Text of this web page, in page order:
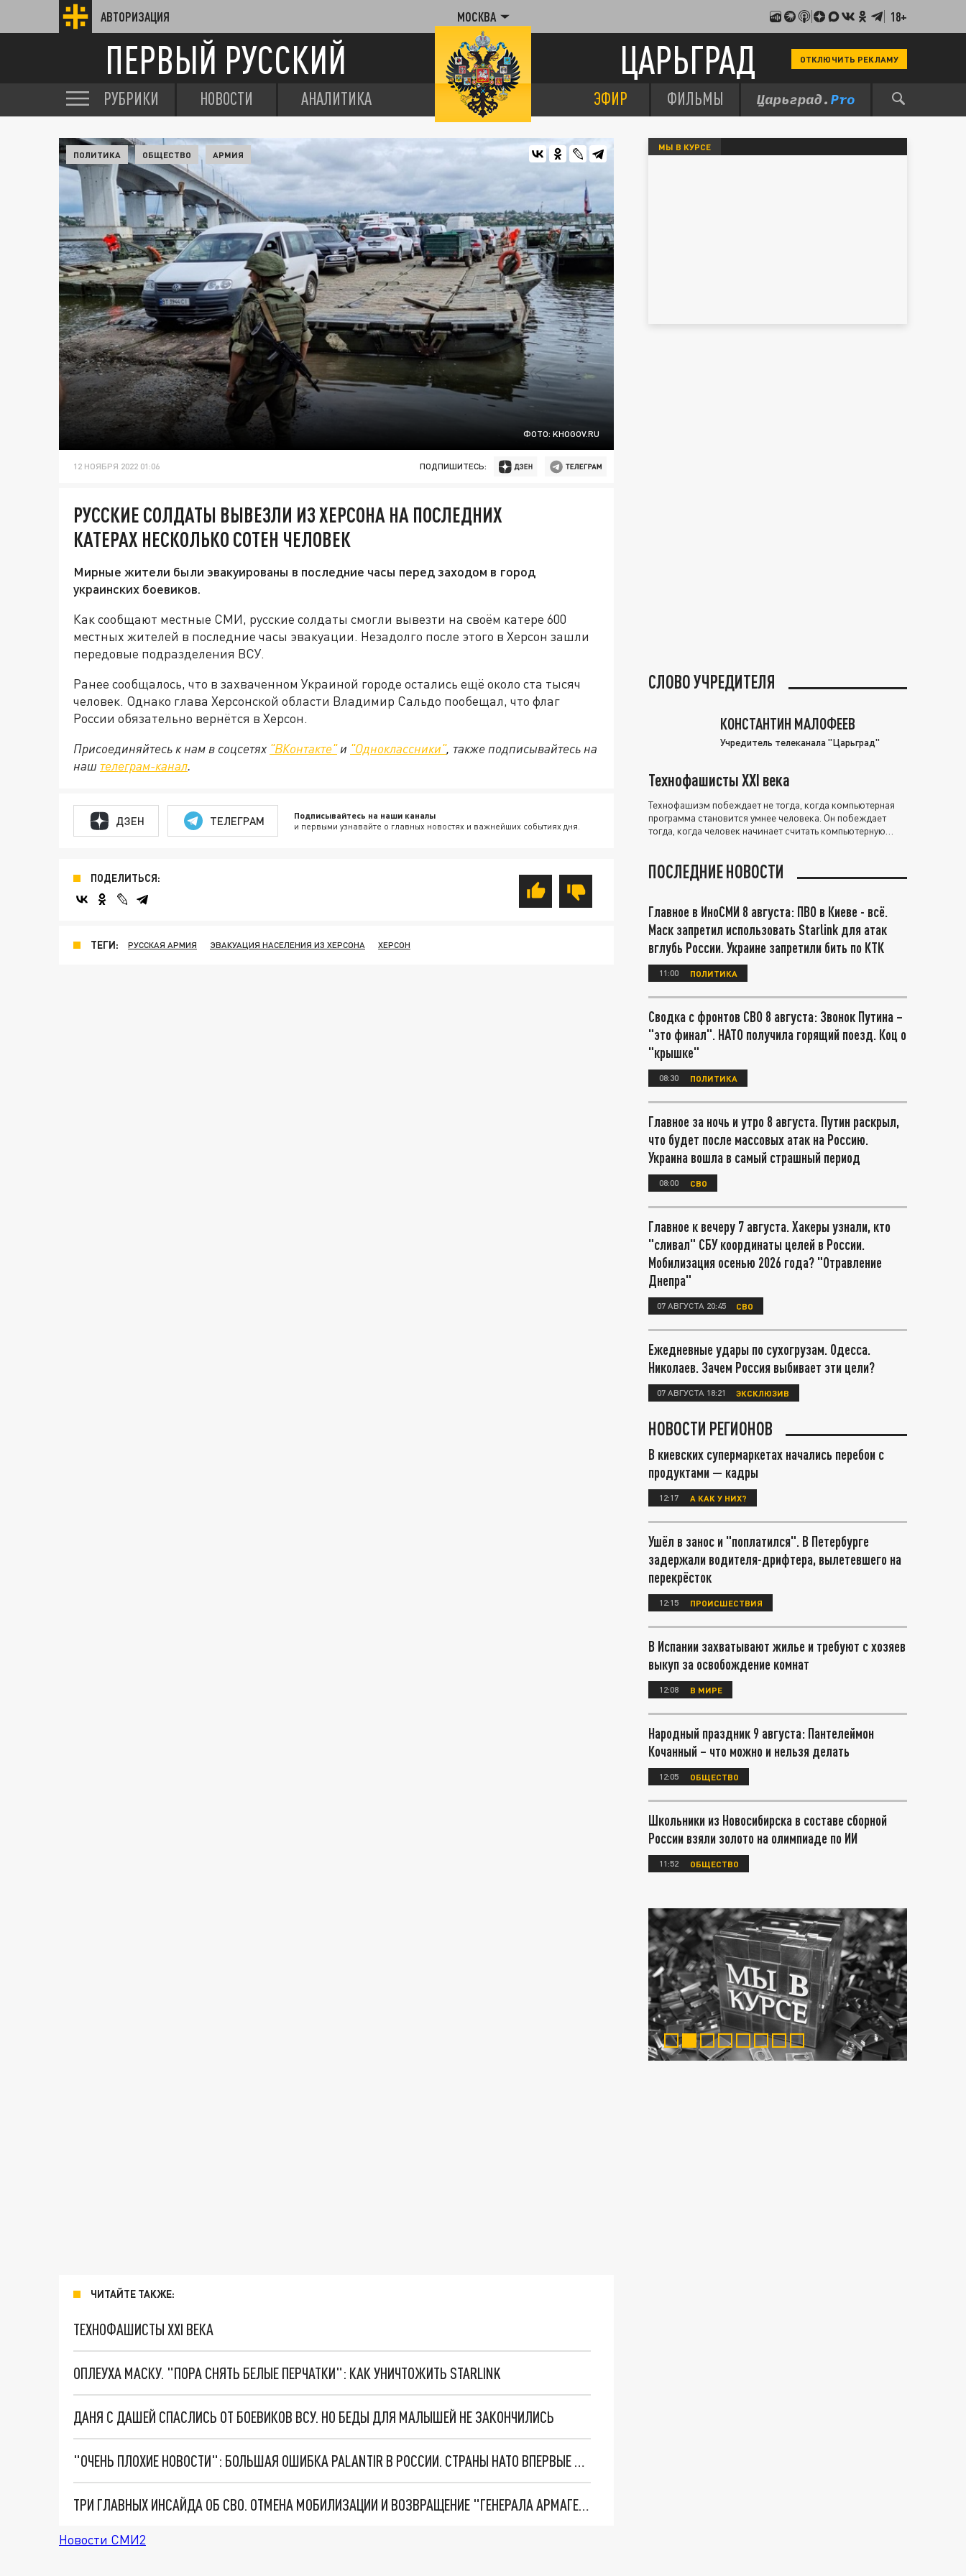
АВТОРИЗАЦИЯ МОСКВА 18+
ПЕРВЫЙ РУССКИЙ ЦАРЬГРАД ОТКЛЮЧИТЬ РЕКЛАМУ
РУБРИКИ НОВОСТИ АНАЛИТИКА ЭФИР ФИЛЬМЫ
ФОТО: KHOGOV.RU
ПОЛИТИКА ОБЩЕСТВО АРМИЯ
12 НОЯБРЯ 2022 01:06 ПОДПИШИТЕСЬ:
РУССКИЕ СОЛДАТЫ ВЫВЕЗЛИ ИЗ ХЕРСОНА НА ПОСЛЕДНИХ
КАТЕРАХ НЕСКОЛЬКО СОТЕН ЧЕЛОВЕК
Мирные жители были эвакуированы в последние часы перед заходом в город
украинских боевиков.
Как сообщают местные СМИ, русские солдаты смогли вывезти на своём катере 600
местных жителей в последние часы эвакуации. Незадолго после этого в Херсон зашли
передовые подразделения ВСУ.
Ранее сообщалось, что в захваченном Украиной городе остались ещё около ста тысяч
человек. Однако глава Херсонской области Владимир Сальдо пообещал, что флаг
России обязательно вернётся в Херсон.
Присоединяйтесь к нам в соцсетях "ВКонтакте"и "Одноклассники", также подписывайтесь на
наш телеграм-канал.
ДЗЕН ТЕЛЕГРАМ Подписывайтесь на наши каналы
и первыми узнавайте о главных новостях и важнейших событиях дня.
ПОДЕЛИТЬСЯ:
ТЕГИ: РУССКАЯ АРМИЯ ЭВАКУАЦИЯ НАСЕЛЕНИЯ ИЗ ХЕРСОНА ХЕРСОН
ЧИТАЙТЕ ТАКЖЕ:
ТЕХНОФАШИСТЫ XXI ВЕКА
ОПЛЕУХА МАСКУ. "ПОРА СНЯТЬ БЕЛЫЕ ПЕРЧАТКИ": КАК УНИЧТОЖИТЬ STARLINK
ДАНЯ С ДАШЕЙ СПАСЛИСЬ ОТ БОЕВИКОВ ВСУ. НО БЕДЫ ДЛЯ МАЛЫШЕЙ НЕ ЗАКОНЧИЛИСЬ
"ОЧЕНЬ ПЛОХИЕ НОВОСТИ": БОЛЬШАЯ ОШИБКА PALANTIR В РОССИИ. СТРАНЫ НАТО ВПЕРВЫЕ ЗА СВО ОСТАНОВИЛИ ПОСТАВКИ ОРУЖИЯ. ВСУ ТЕРЯЮТ ПРИГРАНИЧЬЕ?
ТРИ ГЛАВНЫХ ИНСАЙДА ОБ СВО. ОТМЕНА МОБИЛИЗАЦИИ И ВОЗВРАЩЕНИЕ "ГЕНЕРАЛА АРМАГЕДДОНА"? ОТЛИЧНЫЕ НОВОСТИ, КОТОРЫЕ ЖДАЛИ ВСЕ
Новости СМИ2
МЫ В КУРСЕ
СЛОВО УЧРЕДИТЕЛЯ
КОНСТАНТИН МАЛОФЕЕВ
Учредитель телеканала "Царьград"
Технофашисты XXI века
Технофашизм побеждает не тогда, когда компьютерная
программа становится умнее человека. Он побеждает
тогда, когда человек начинает считать компьютерную
ПОСЛЕДНИЕ НОВОСТИ
Главное в ИноСМИ 8 августа: ПВО в Киеве - всё.
Маск запретил использовать Starlink для атак
вглубь России. Украине запретили бить по КТК
11:00 ПОЛИТИКА
Сводка с фронтов СВО 8 августа: Звонок Путина –
"это финал". НАТО получила горящий поезд. Коц о
"крышке"
08:30 ПОЛИТИКА
Главное за ночь и утро 8 августа. Путин раскрыл,
что будет после массовых атак на Россию.
Украина вошла в самый страшный период
08:00 СВО
Главное к вечеру 7 августа. Хакеры узнали, кто
"сливал" СБУ координаты целей в России.
Мобилизация осенью 2026 года? "Отравление
Днепра"
07 АВГУСТА 20:45 СВО
Ежедневные удары по сухогрузам. Одесса.
Николаев. Зачем Россия выбивает эти цели?
07 АВГУСТА 18:21 ЭКСКЛЮЗИВ
НОВОСТИ РЕГИОНОВ
В киевских супермаркетах начались перебои с
продуктами — кадры
12:17 А КАК У НИХ?
Ушёл в занос и "поплатился". В Петербурге
задержали водителя-дрифтера, вылетевшего на
перекрёсток
12:15 ПРОИСШЕСТВИЯ
В Испании захватывают жилье и требуют с хозяев
выкуп за освобождение комнат
12:08 В МИРЕ
Народный праздник 9 августа: Пантелеймон
Кочанный – что можно и нельзя делать
12:05 ОБЩЕСТВО
Школьники из Новосибирска в составе сборной
России взяли золото на олимпиаде по ИИ
11:52 ОБЩЕСТВО